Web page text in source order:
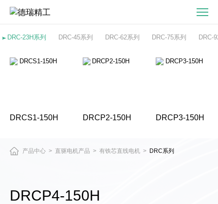
DRISS1-
22
铁DRC-23H系列 DRC-45系列 DRC-62系列 DRC-75系列 DRC-
DRCS1-150H DRCP2-150H DRCP3-150H
产品中心 > 直驱电机产品 > 有铁芯直线电机 > DRC系列
DRCP4-150H